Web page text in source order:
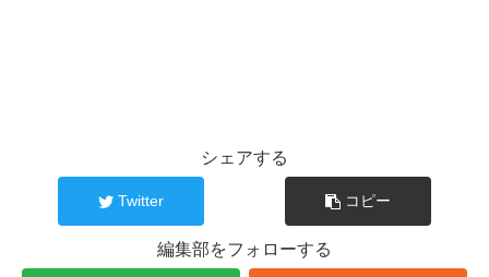
シェアする
Twitter コピー
編集部をフォローする